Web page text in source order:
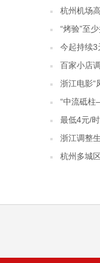
杭州机场
“烤验”至
今起持续3
百家小店
浙江电影“
“中流砥
最低4元/
浙江调整
杭州多城